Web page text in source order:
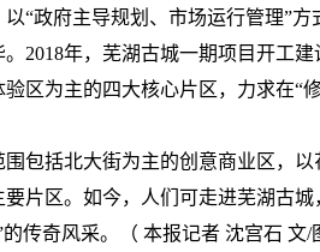
“政府主导规划、市场运行管理”
。2018年，芜湖古城一期项目开工
区为主的四大核心片区，力求在“
围包括北大街为主的创意商业区，
片区。如今，人们可走进芜湖古
传奇风采。（ 本报记者 沈宫石 文/